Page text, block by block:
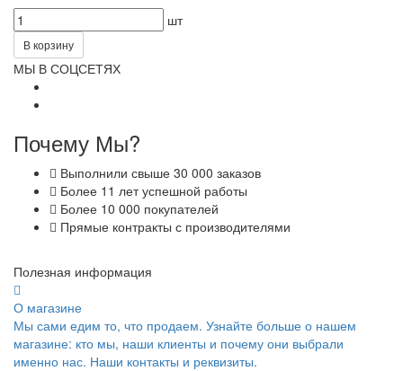
шт
В корзину
МЫ В СОЦСЕТЯХ
Почему Мы?
Выполнили свыше 30 000 заказов
Более 11 лет успешной работы
Более 10 000 покупателей
Прямые контракты с производителями
Полезная информация
О магазине
Мы сами едим то, что продаем. Узнайте больше о нашем
магазине: кто мы, наши клиенты и почему они выбрали
именно нас. Наши контакты и реквизиты.